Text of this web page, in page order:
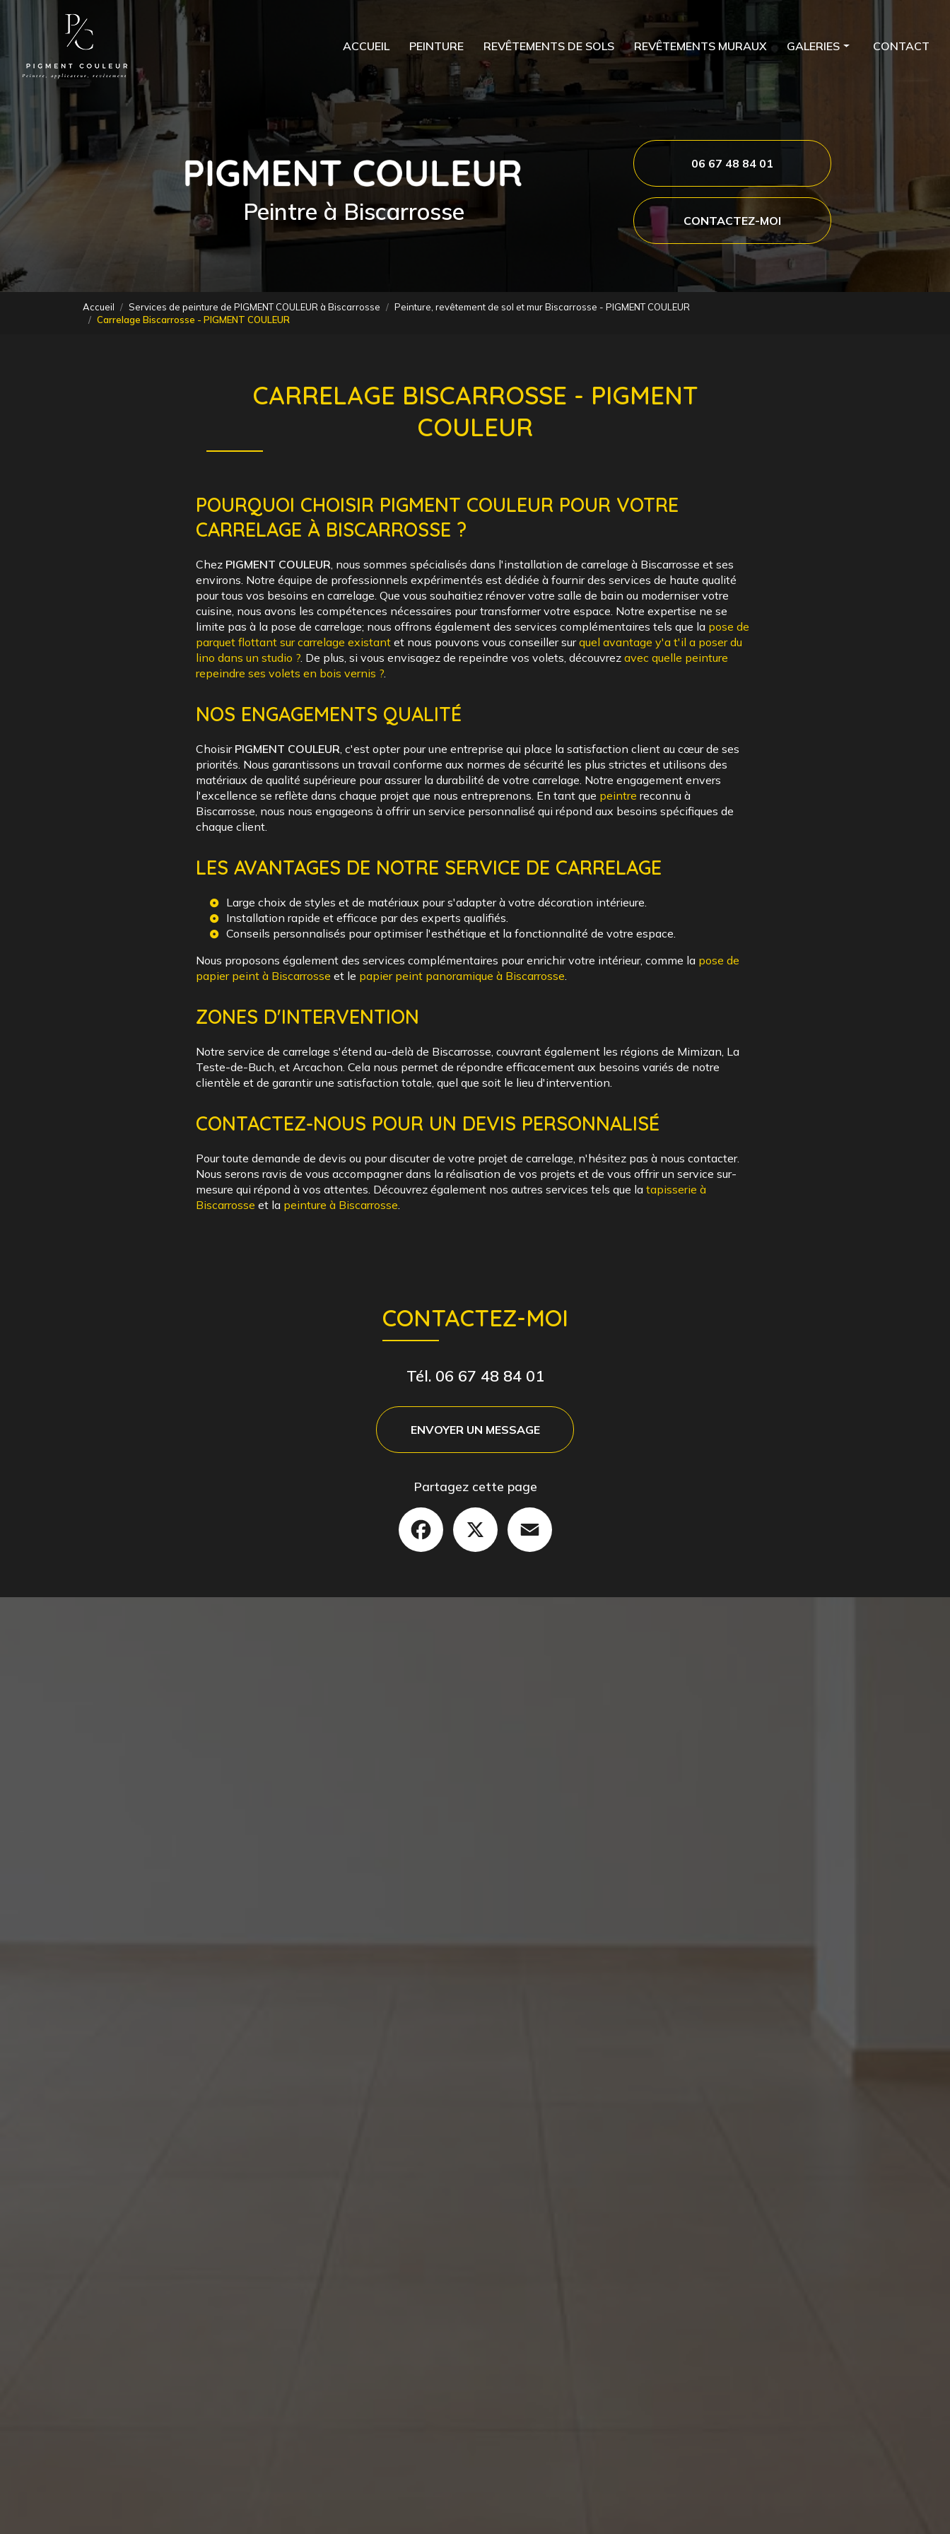
Navigation principale
ACCUEIL PEINTURE REVÊTEMENTS DE SOLS REVÊTEMENTS MURAUX GALERIES
Revêtements muraux
CONTACT
Peintre à Biscarrosse
06 67 48 84 01
CONTACTEZ-MOI
Accueil Services de peinture de PIGMENT COULEUR à Biscarrosse
Peinture, revêtement de sol et mur Biscarrosse - PIGMENT COULEUR
Carrelage Biscarrosse - PIGMENT COULEUR
CARRELAGE BISCARROSSE - PIGMENT
COULEUR
POURQUOI CHOISIR PIGMENT COULEUR POUR VOTRE
CARRELAGE À BISCARROSSE ?
Chez PIGMENT COULEUR, nous sommes spécialisés dans l'installation de carrelage à Biscarrosse et ses
environs. Notre équipe de professionnels expérimentés est dédiée à fournir des services de haute qualité
pour tous vos besoins en carrelage. Que vous souhaitiez rénover votre salle de bain ou moderniser votre
cuisine, nous avons les compétences nécessaires pour transformer votre espace. Notre expertise ne se
limite pas à la pose de carrelage; nous offrons également des services complémentaires tels que la pose de
parquet flottant sur carrelage existant et nous pouvons vous conseiller surquel avantage y'a t'il a poser du
lino dans un studio ?. De plus, si vous envisagez de repeindre vos volets, découvrez avec quelle peinture
repeindre ses volets en bois vernis ?.
NOS ENGAGEMENTS QUALITÉ
Choisir PIGMENT COULEUR, c'est opter pour une entreprise qui place la satisfaction client au cœur de ses
priorités. Nous garantissons un travail conforme aux normes de sécurité les plus strictes et utilisons des
matériaux de qualité supérieure pour assurer la durabilité de votre carrelage. Notre engagement envers
l'excellence se reflète dans chaque projet que nous entreprenons. En tant que peintre reconnu à
Biscarrosse, nous nous engageons à offrir un service personnalisé qui répond aux besoins spécifiques de
chaque client.
LES AVANTAGES DE NOTRE SERVICE DE CARRELAGE
Large choix de styles et de matériaux pour s'adapter à votre décoration intérieure.
Installation rapide et efficace par des experts qualifiés.
Conseils personnalisés pour optimiser l'esthétique et la fonctionnalité de votre espace.
Nous proposons également des services complémentaires pour enrichir votre intérieur, comme la pose de
papier peint à Biscarrosse et le papier peint panoramique à Biscarrosse.
ZONES D'INTERVENTION
Notre service de carrelage s'étend au-delà de Biscarrosse, couvrant également les régions de Mimizan, La
Teste-de-Buch, et Arcachon. Cela nous permet de répondre efficacement aux besoins variés de notre
clientèle et de garantir une satisfaction totale, quel que soit le lieu d'intervention.
CONTACTEZ-NOUS POUR UN DEVIS PERSONNALISÉ
Pour toute demande de devis ou pour discuter de votre projet de carrelage, n'hésitez pas à nous contacter.
Nous serons ravis de vous accompagner dans la réalisation de vos projets et de vous offrir un service sur-
mesure qui répond à vos attentes. Découvrez également nos autres services tels que la tapisserie à
Biscarrosse et la peinture à Biscarrosse.
CONTACTEZ-MOI
Tél. 06 67 48 84 01
ENVOYER UN MESSAGE
Partagez cette page
Facebook